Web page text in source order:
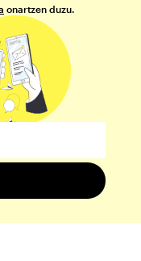
onartzen duzu.